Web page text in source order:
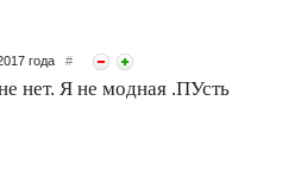
года #
нет. Я не модная .ПУсть